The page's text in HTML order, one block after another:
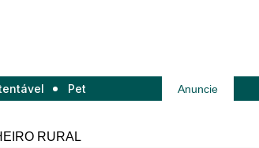
Pet Anuncie
RURAL